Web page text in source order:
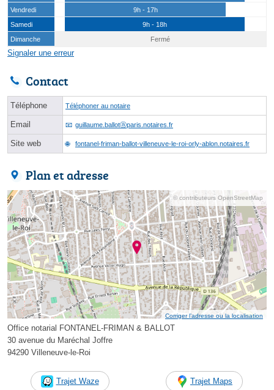
Vendredi
9h - 17h
Samedi
9h - 18h
Dimanche
Fermé
Signaler une erreur
Contact
Téléphone Téléphoner au notaire
Email guillaume.ballotⓐparis.notaires.fr
Site web fontanel-friman-ballot-villeneuve-le-roi-orly-ablon.notaires.fr
Plan et adresse
© contributeurs OpenStreetMap
Corriger l’adresse ou la localisation
Office notarial FONTANEL-FRIMAN & BALLOT
30 avenue du Maréchal Joffre
94290 Villeneuve-le-Roi
Trajet Waze Trajet Maps